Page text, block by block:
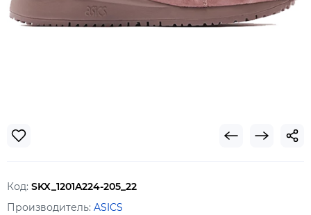
Код: SKX_1201A224-205_22
Производитель: ASICS